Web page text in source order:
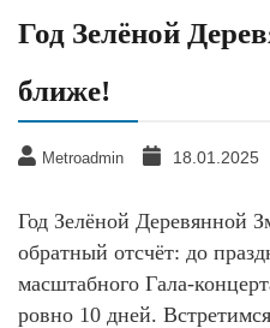
Год Зелёной
ближе!
Metroadmin 18.01.2025
Год Зелёной Деревянной
обратный отсчёт: до
масштабного Гала-
ровно 10 дней.